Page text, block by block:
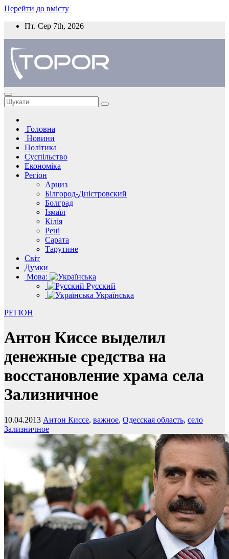
Перейти до вмісту
Пт. Сер 7th, 2026
Головна
Новини
Політика
Суспільство
Економіка
Регіон
Арциз
Білгород-Дністровский
Болград
Ізмаїл
Кілія
Рені
Сарата
Тарутине
Світ
Думки
Мова:
Русский
Українська
РЕГІОН
Антон Киссе выделил
денежные средства на
восстановление храма села
Зализничное
10.04.2013 Антон Киссе, важное, Одесская область, село
Зализничное